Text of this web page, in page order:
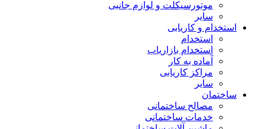
موتورسیکلت و لوازم جانبی
سایر
استخدام و کاریابی
استخدام
استخدام بازاریاب
آماده به کار
مراکز کاریابی
سایر
ساختمان
مصالح ساختمانی
خدمات ساختمانی